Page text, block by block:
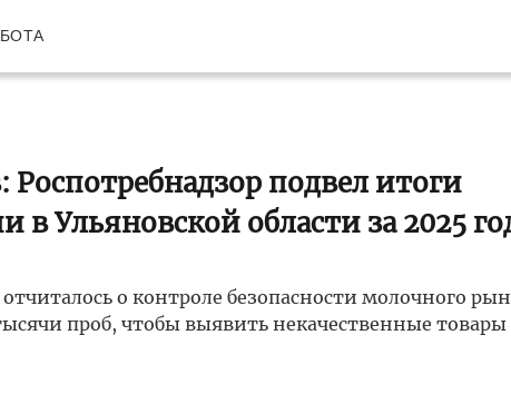
подвел итоги
Ульяновской области за 2025
о контроле безопасности молочного
проб, чтобы выявить некачественные товары